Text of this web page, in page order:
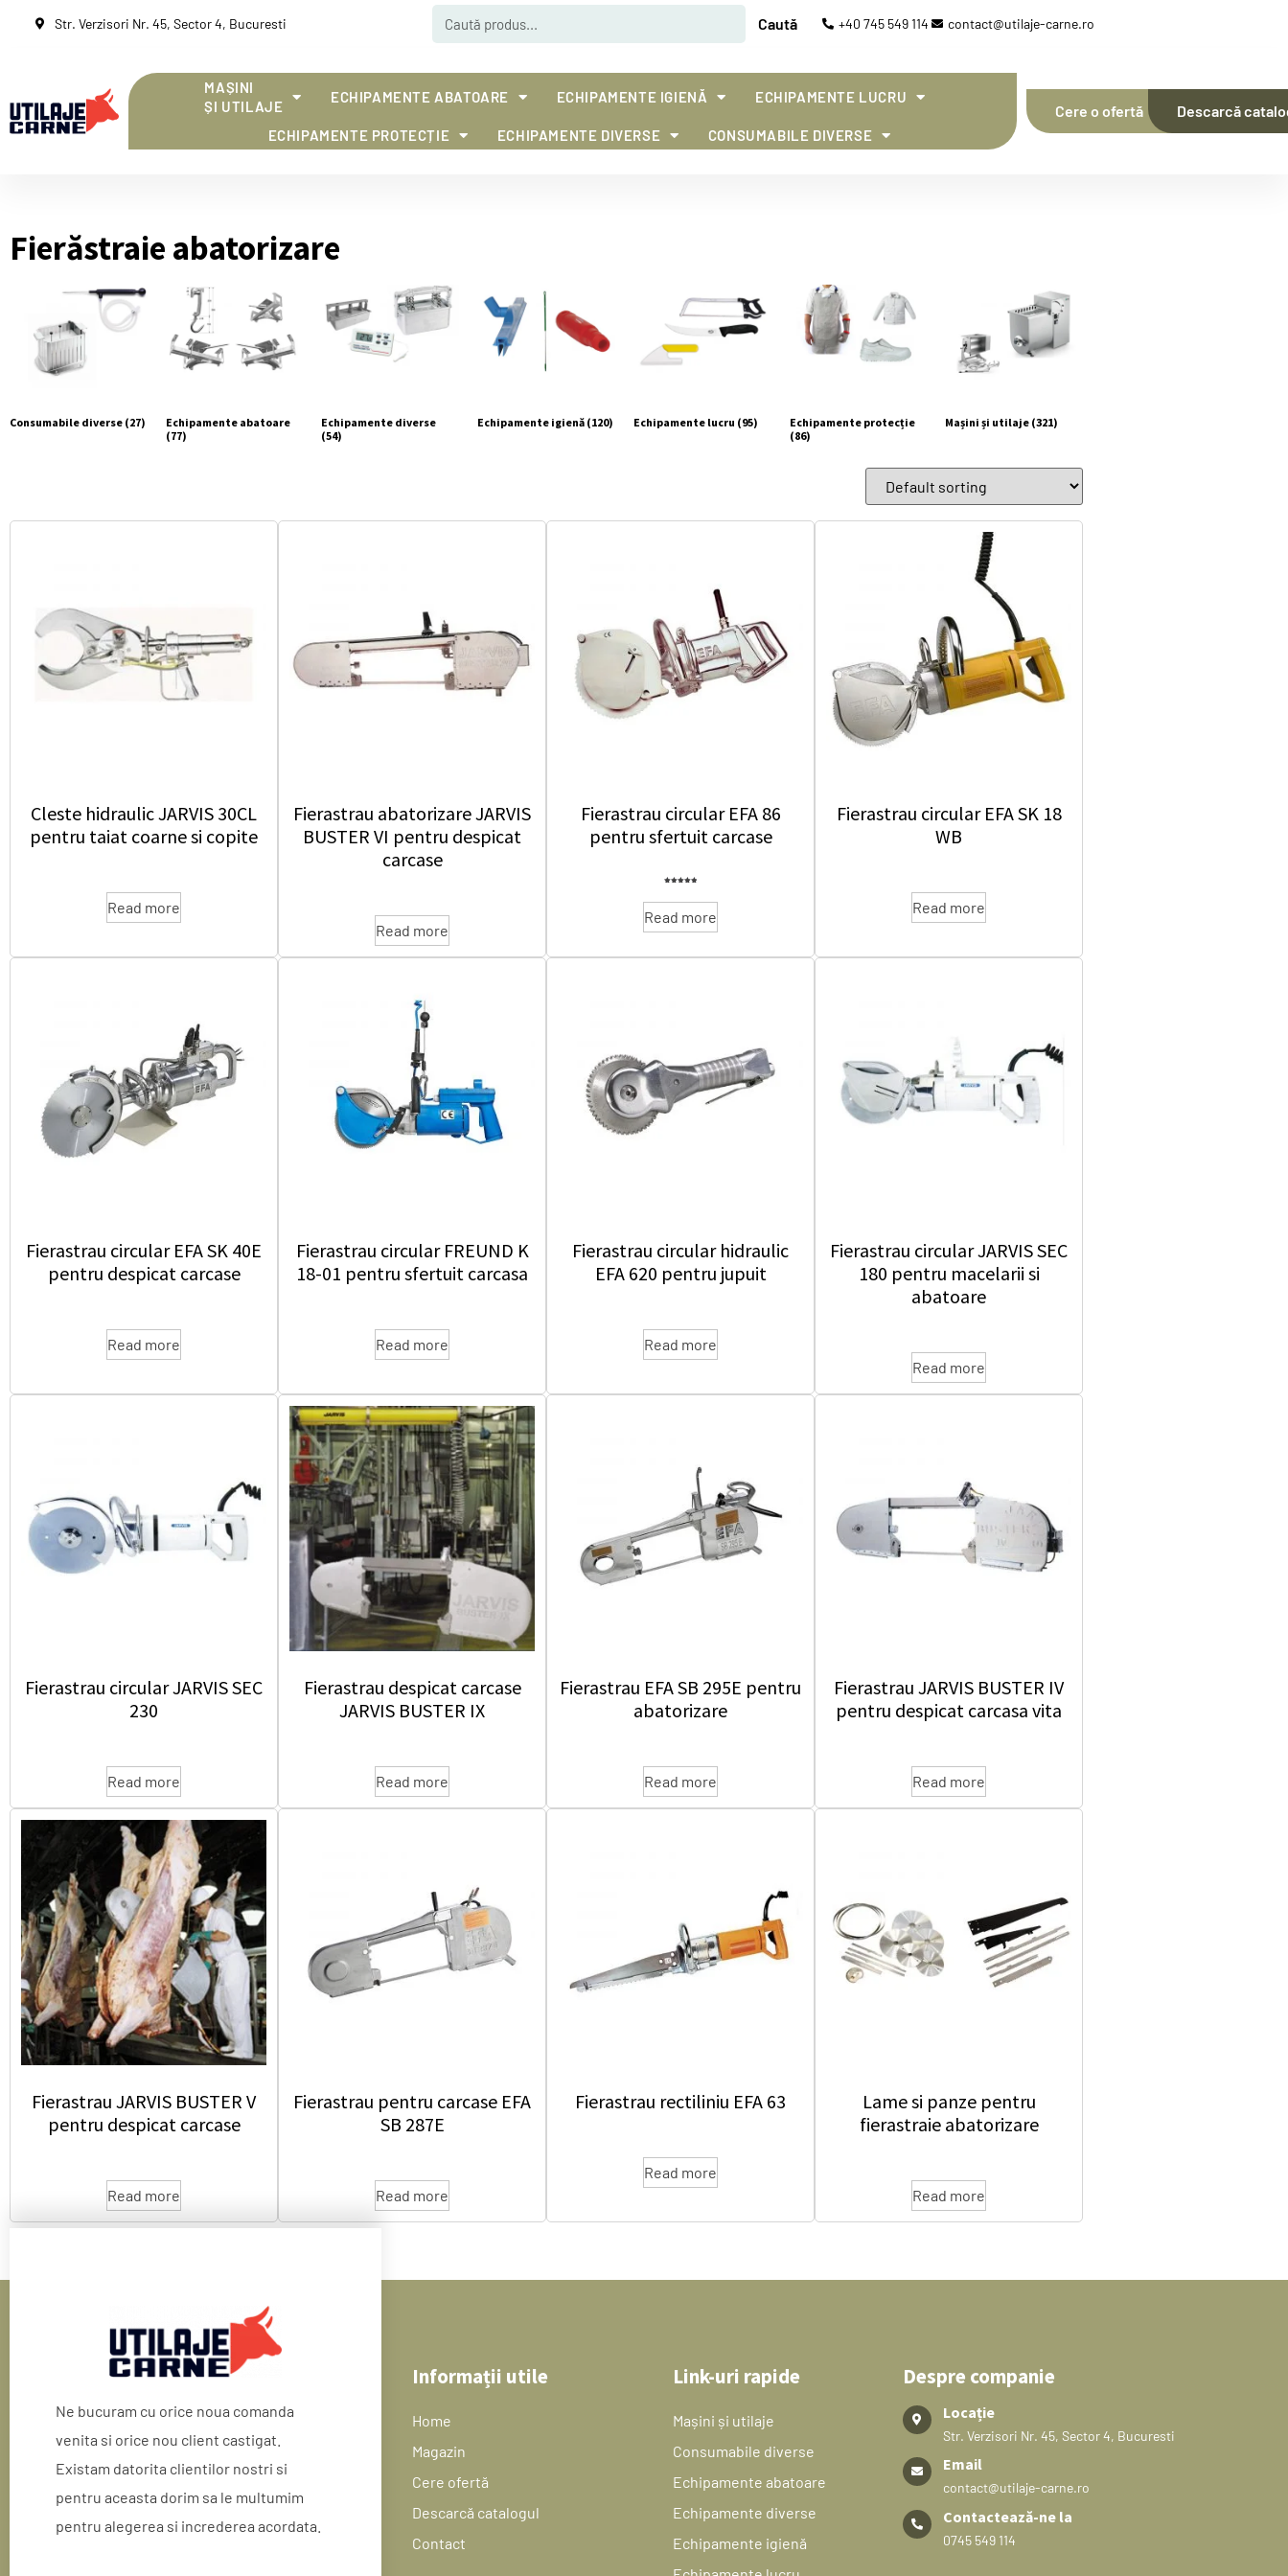
Str. Verzisori Nr. 45, Sector 4, Bucuresti Caută +40 745 549 114 contact@utilaje-carne.ro
MAȘINI
ȘI UTILAJE
ECHIPAMENTE ABATOARE ECHIPAMENTE IGIENĂ ECHIPAMENTE LUCRU
ECHIPAMENTE PROTECȚIE ECHIPAMENTE DIVERSE CONSUMABILE DIVERSE
Cere o ofertă Descarcă
Fierăstraie abatorizare
Consumabile diverse (27)
Echipamente abatoare
(77)
Echipamente diverse
(54)
Echipamente igienă (120) Echipamente lucru (95)
Echipamente protecție
(86)
Mașini și utilaje (321)
Cleste hidraulic JARVIS 30CL
pentru taiat coarne si copite
Read more
Fierastrau abatorizare JARVIS
BUSTER VI pentru despicat
carcase
Read more
Fierastrau circular EFA 86
pentru sfertuit carcase
Read more
Fierastrau circular EFA SK 18
WB
Read more
Fierastrau circular EFA SK 40E
pentru despicat carcase
Read more
Fierastrau circular FREUND K
18-01 pentru sfertuit carcasa
Read more
Fierastrau circular hidraulic
EFA 620 pentru jupuit
Read more
Fierastrau circular JARVIS SEC
180 pentru macelarii si
abatoare
Read more
Fierastrau circular JARVIS SEC
230
Read more
Fierastrau despicat carcase
JARVIS BUSTER IX
Read more
Fierastrau EFA SB 295E pentru
abatorizare
Read more
Fierastrau JARVIS BUSTER IV
pentru despicat carcasa vita
Read more
Fierastrau JARVIS BUSTER V
pentru despicat carcase
Read more
Fierastrau pentru carcase EFA
SB 287E
Read more
Fierastrau rectiliniu EFA 63
Read more
Lame si panze pentru
fierastraie abatorizare
Read more
Ne bucuram cu orice noua comanda
venita si orice nou client castigat.
Existam datorita clientilor nostri si
pentru aceasta dorim sa le multumim
pentru alegerea si increderea acordata.
Informații utile
Home
Magazin
Cere ofertă
Descarcă catalogul
Contact
Link-uri rapide
Mașini și utilaje
Consumabile diverse
Echipamente abatoare
Echipamente diverse
Echipamente igienă
Despre companie
Locație
Str. Verzisori Nr. 45, Sector 4, Bucuresti
Email
contact@utilaje-carne.ro
Contactează-ne la
0745 549 114